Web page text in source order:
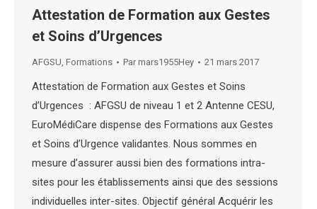
Attestation de Formation aux Gestes
et Soins d’Urgences
AFGSU, Formations Par mars1955Hey 21 mars 2017
Attestation de Formation aux Gestes et Soins
d’Urgences : AFGSU de niveau 1 et 2 Antenne CESU,
EuroMédiCare dispense des Formations aux Gestes
et Soins d’Urgence validantes. Nous sommes en
mesure d’assurer aussi bien des formations intra-
sites pour les établissements ainsi que des sessions
individuelles inter-sites. Objectif général Acquérir les